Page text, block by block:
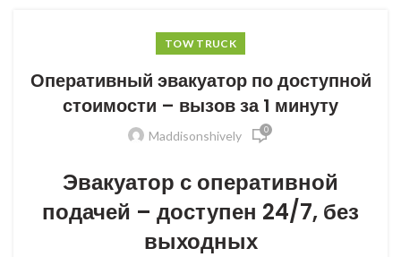
TOW TRUCK
Оперативный эвакуатор по доступной
стоимости – вызов за 1 минуту
Maddisonshively 0
Эвакуатор с оперативной
подачей – доступен 24/7, без
выходных